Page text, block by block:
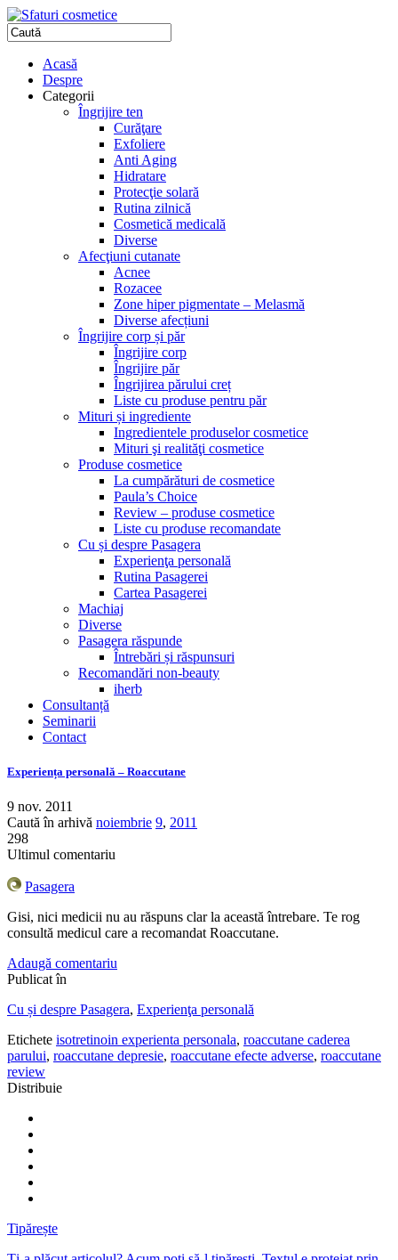
Acasă
Despre
Categorii
Îngrijire ten
Curăţare
Exfoliere
Anti Aging
Hidratare
Protecţie solară
Rutina zilnică
Cosmetică medicală
Diverse
Afecţiuni cutanate
Acnee
Rozacee
Zone hiper pigmentate – Melasmă
Diverse afecțiuni
Îngrijire corp și păr
Îngrijire corp
Îngrijire păr
Îngrijirea părului creț
Liste cu produse pentru păr
Mituri și ingrediente
Ingredientele produselor cosmetice
Mituri şi realităţi cosmetice
Produse cosmetice
La cumpărături de cosmetice
Paula’s Choice
Review – produse cosmetice
Liste cu produse recomandate
Cu și despre Pasagera
Experienţa personală
Rutina Pasagerei
Cartea Pasagerei
Machiaj
Diverse
Pasagera răspunde
Întrebări și răspunsuri
Recomandări non-beauty
iherb
Consultanță
Seminarii
Contact
Experiența personală – Roaccutane
9 nov. 2011
Caută în arhivă noiembrie 9, 2011
298
Ultimul comentariu
Pasagera
Gisi, nici medicii nu au răspuns clar la această întrebare. Te rog
consultă medicul care a recomandat Roaccutane.
Adaugă comentariu
Publicat în
Cu și despre Pasagera, Experienţa personală
Etichete isotretinoin experienta personala, roaccutane caderea
parului, roaccutane depresie, roaccutane efecte adverse, roaccutane
review
Distribuie
Tipărește